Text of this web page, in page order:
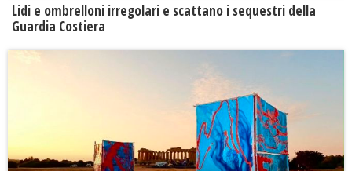
Lidi e ombrelloni irregolari e scattano i sequestri della
Guardia Costiera